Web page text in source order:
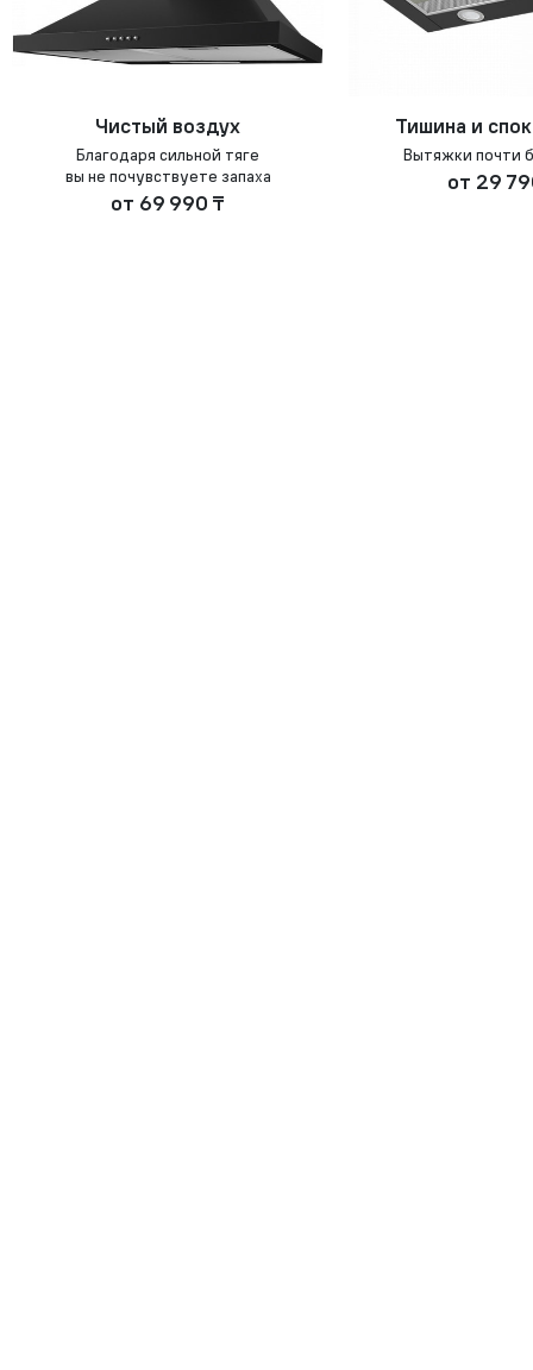
Чистый воздух
Благодаря сильной тяге
вы не почувствуете запаха
от 69 990 ₸
Тишина и
Вытяжки почти
от 29